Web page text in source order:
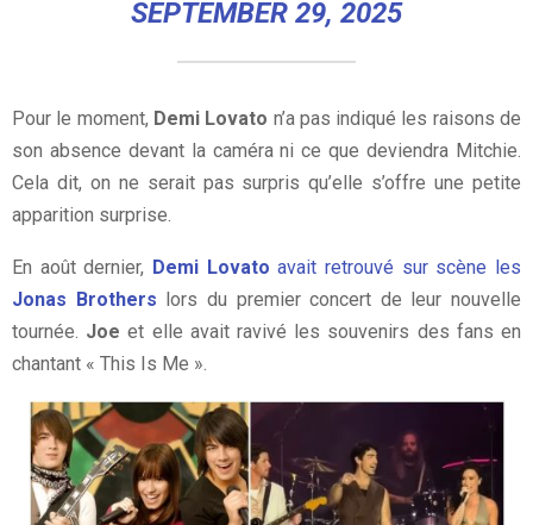
SEPTEMBER 29, 2025
Pour le moment, Demi Lovato n’a pas indiqué les raisons de
son absence devant la caméra ni ce que deviendra Mitchie.
Cela dit, on ne serait pas surpris qu’elle s’offre une petite
apparition surprise.
En août dernier, Demi Lovato avait retrouvé sur scène les
Jonas Brothers lors du premier concert de leur nouvelle
tournée. Joe et elle avait ravivé les souvenirs des fans en
chantant « This Is Me ».